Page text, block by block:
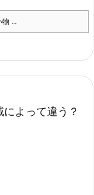
物 ...
よって違う？